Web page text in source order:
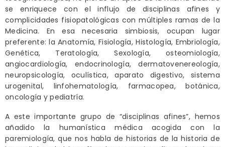
se enriquece con el influjo de disciplinas afines y
complicidades fisiopatológicas con múltiples ramas de la
Medicina. En esa necesaria simbiosis, ocupan lugar
preferente: la Anatomía, Fisiología, Histología, Embriología,
Genética, Teratología, Sexología, osteomiología,
angiocardiología, endocrinología, dermatovenereología,
neuropsicología, oculística, aparato digestivo, sistema
urogenital, linfohematología, farmacopea, botánica,
oncología y pediatría.
A este importante grupo de “disciplinas afines”, hemos
añadido la humanística médica acogida con la
paremiología, que nos habla de historias de la historia de